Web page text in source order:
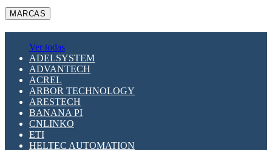
MARCAS
Ver todas
ADELSYSTEM
ADVANTECH
ACREL
ARBOR TECHNOLOGY
ARESTECH
BANANA PI
CNLINKO
ETI
HELTEC AUTOMATION